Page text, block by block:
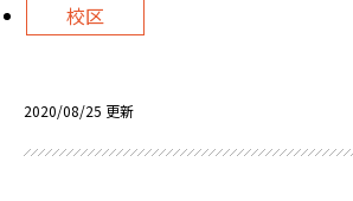
校区
2020/08/25 更新